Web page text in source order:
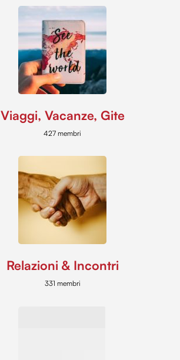
Viaggi, Vacanze, Gite
427 membri
Relazioni & Incontri
331 membri